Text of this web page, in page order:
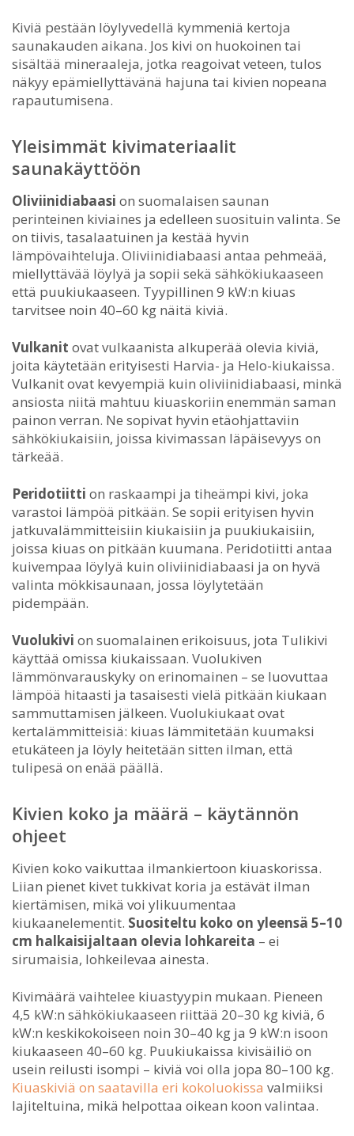
Kiviä pestään löylyvedellä kymmeniä kertoja
saunakauden aikana. Jos kivi on huokoinen tai
sisältää mineraaleja, jotka reagoivat veteen, tulos
näkyy epämiellyttävänä hajuna tai kivien nopeana
rapautumisena.
Yleisimmät kivimateriaalit
saunakäyttöön
Oliviinidiabaasi on suomalaisen saunan
perinteinen kiviaines ja edelleen suosituin valinta. Se
on tiivis, tasalaatuinen ja kestää hyvin
lämpövaihteluja. Oliviinidiabaasi antaa pehmeää,
miellyttävää löylyä ja sopii sekä sähkökiukaaseen
että puukiukaaseen. Tyypillinen 9 kW:n kiuas
tarvitsee noin 40–60 kg näitä kiviä.
Vulkanit ovat vulkaanista alkuperää olevia kiviä,
joita käytetään erityisesti Harvia- ja Helo-kiukaissa.
Vulkanit ovat kevyempiä kuin oliviinidiabaasi, minkä
ansiosta niitä mahtuu kiuaskoriin enemmän saman
painon verran. Ne sopivat hyvin etäohjattaviin
sähkökiukaisiin, joissa kivimassan läpäisevyys on
tärkeää.
Peridotiitti on raskaampi ja tiheämpi kivi, joka
varastoi lämpöä pitkään. Se sopii erityisen hyvin
jatkuvalämmitteisiin kiukaisiin ja puukiukaisiin,
joissa kiuas on pitkään kuumana. Peridotiitti antaa
kuivempaa löylyä kuin oliviinidiabaasi ja on hyvä
valinta mökkisaunaan, jossa löylytetään
pidempään.
Vuolukivi on suomalainen erikoisuus, jota Tulikivi
käyttää omissa kiukaissaan. Vuolukiven
lämmönvarauskyky on erinomainen – se luovuttaa
lämpöä hitaasti ja tasaisesti vielä pitkään kiukaan
sammuttamisen jälkeen. Vuolukiukaat ovat
kertalämmitteisiä: kiuas lämmitetään kuumaksi
etukäteen ja löyly heitetään sitten ilman, että
tulipesä on enää päällä.
Kivien koko ja määrä – käytännön
ohjeet
Kivien koko vaikuttaa ilmankiertoon kiuaskorissa.
Liian pienet kivet tukkivat koria ja estävät ilman
kiertämisen, mikä voi ylikuumentaa
kiukaanelementit. Suositeltu koko on yleensä 5–10
cm halkaisijaltaan olevia lohkareita – ei
sirumaisia, lohkeilevaa ainesta.
Kivimäärä vaihtelee kiuastyypin mukaan. Pieneen
4,5 kW:n sähkökiukaaseen riittää 20–30 kg kiviä, 6
kW:n keskikokoiseen noin 30–40 kg ja 9 kW:n isoon
kiukaaseen 40–60 kg. Puukiukaissa kivisäiliö on
usein reilusti isompi – kiviä voi olla jopa 80–100 kg.
Kiuaskiviä on saatavilla eri kokoluokissa valmiiksi
lajiteltuina, mikä helpottaa oikean koon valintaa.